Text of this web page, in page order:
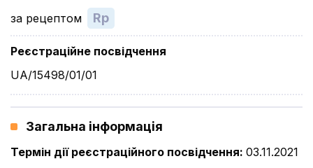
за рецептом
Rp
Реєстраційне посвідчення
UA/15498/01/01
Загальна інформація
Термін дії реєстраційного посвідчення: 03.11.2021